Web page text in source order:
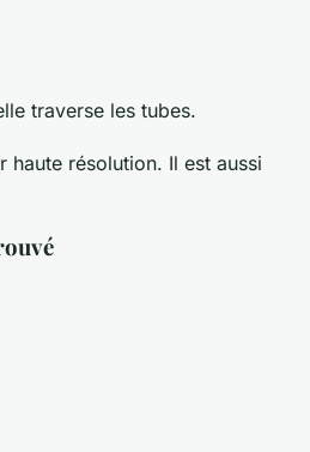
traverse les tubes.
haute résolution. Il est aussi